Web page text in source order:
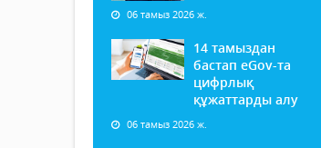
06 тамыз 2026 ж.
14 тамыздан
бастап еGov-та
цифрлық
құжаттарды алу
06 тамыз 2026 ж.